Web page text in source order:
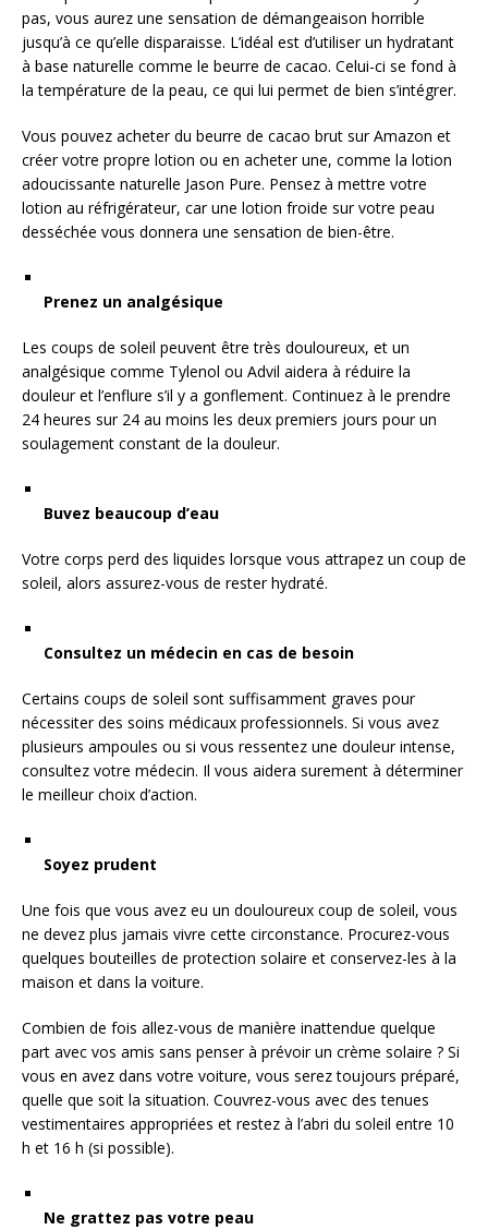
pas, vous aurez une sensation de démangeaison horrible
jusqu’à ce qu’elle disparaisse. L’idéal est d’utiliser un hydratant
à base naturelle comme le beurre de cacao. Celui-ci se fond à
la température de la peau, ce qui lui permet de bien s’intégrer.
Vous pouvez acheter du beurre de cacao brut sur Amazon et
créer votre propre lotion ou en acheter une, comme la lotion
adoucissante naturelle Jason Pure. Pensez à mettre votre
lotion au réfrigérateur, car une lotion froide sur votre peau
desséchée vous donnera une sensation de bien-être.
Prenez un analgésique
Les coups de soleil peuvent être très douloureux, et un
analgésique comme Tylenol ou Advil aidera à réduire la
douleur et l’enflure s’il y a gonflement. Continuez à le prendre
24 heures sur 24 au moins les deux premiers jours pour un
soulagement constant de la douleur.
Buvez beaucoup d’eau
Votre corps perd des liquides lorsque vous attrapez un coup de
soleil, alors assurez-vous de rester hydraté.
Consultez un médecin en cas de besoin
Certains coups de soleil sont suffisamment graves pour
nécessiter des soins médicaux professionnels. Si vous avez
plusieurs ampoules ou si vous ressentez une douleur intense,
consultez votre médecin. Il vous aidera surement à déterminer
le meilleur choix d’action.
Soyez prudent
Une fois que vous avez eu un douloureux coup de soleil, vous
ne devez plus jamais vivre cette circonstance. Procurez-vous
quelques bouteilles de protection solaire et conservez-les à la
maison et dans la voiture.
Combien de fois allez-vous de manière inattendue quelque
part avec vos amis sans penser à prévoir un crème solaire ? Si
vous en avez dans votre voiture, vous serez toujours préparé,
quelle que soit la situation. Couvrez-vous avec des tenues
vestimentaires appropriées et restez à l’abri du soleil entre 10
h et 16 h (si possible).
Ne grattez pas votre peau